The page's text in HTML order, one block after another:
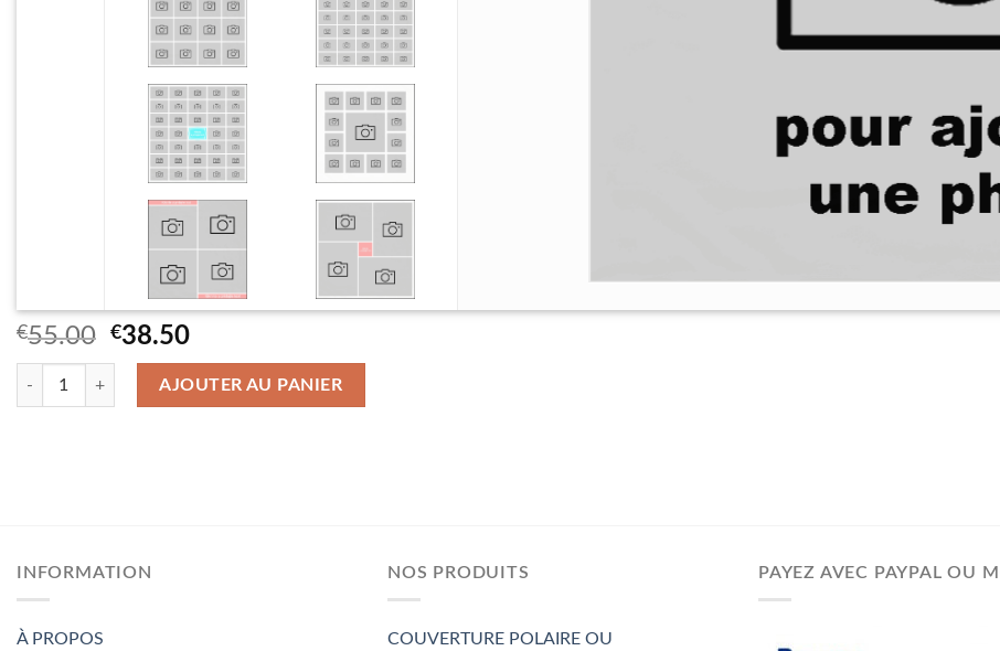
€55.00 Le
prix
initial
était :
€38.50Le
prix
actuel
est :
quantité de Couverture en peluche 150×150 cm
AJOUTER AU PANIER
INFORMATION
À PROPOS
NOS PRODUITS
COUVERTURE POLAIRE OU
PAYEZ AVEC PAYPAL OU